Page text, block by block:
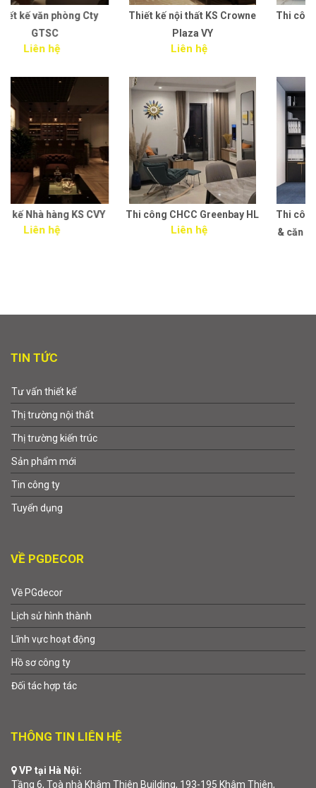
Thiết kế nội thất KS Crowne
Thi công CHCC Greenbay HL
Thi công nội thất văn phòng
Thi công nội thất văn phòng
& căn hộ cho thuê - công ty
TIN TỨC
Tư vấn thiết kế
Thị trường nội thất
Thị trường kiến trúc
Sản phẩm mới
Tin công ty
Tuyển dụng
VỀ PGDECOR
Về PGdecor
Lịch sử hình thành
Lĩnh vực hoạt động
Hồ sơ công ty
Đối tác hợp tác
THÔNG TIN LIÊN HỆ
VP tại Hà Nội:
Tầng 6, Toà nhà Khâm Thiên Building, 193-195 Khâm Thiên,